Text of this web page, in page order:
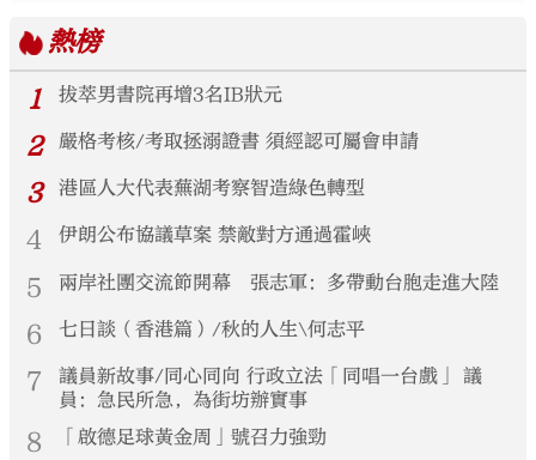
熱榜
1
拔萃男書院再增3名IB狀元
2 嚴格考核/考取拯溺證書 須經認可屬會申請
3 港區人大代表蕪湖考察智造綠色轉型
4 伊朗公布協議草案 禁敵對方通過霍峽
5 兩岸社團交流節開幕 張志軍：多帶動台胞走進大陸
6 七日談（香港篇）/秋的人生\何志平
7
議員新故事/同心同向 行政立法「同唱一台戲」 議
員：急民所急，為街坊辦實事
8 「啟德足球黃金周」號召力強勁